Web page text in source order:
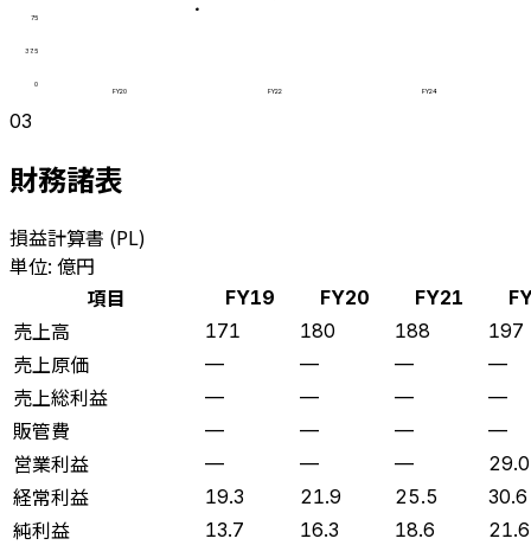
0
37.5
75
FY20 FY22 FY24
03
財務諸表
損益計算書 (PL)
単位: 億円
項目
FY19 FY20 FY21
売上高 171 180 188 197
売上原価 — — — —
売上総利益 — — — —
販管費 — — — —
営業利益 — — — 29.0
経常利益 19.3 21.9 25.5 30.6
純利益 13.7 16.3 18.6 21.6